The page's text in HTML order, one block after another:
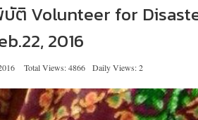
บัติ Volunteer for
2016
Total Views: 4866 Daily Views: 2